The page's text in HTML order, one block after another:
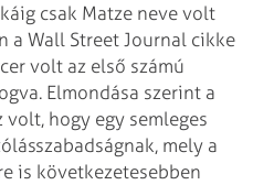
csak Matze neve volt
a Wall Street Journal cikke
volt az első számú
Elmondása szerint a
hogy egy semleges
mely a
is következetesebben